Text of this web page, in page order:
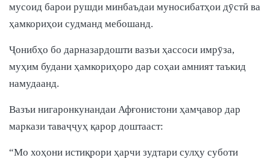
мусоид барои рушди минбаъдаи муносибатҳои дӯстӣ ва
ҳамкориҳои судманд мебошанд.
Ҷонибҳо бо дарназардошти вазъи ҳассоси имрӯза,
муҳим будани ҳамкориҳоро дар соҳаи амният таъкид
намудаанд.
Вазъи нигаронкунандаи Афғонистони ҳамҷавор дар
маркази таваҷҷуҳ қарор доштааст:
“Мо хоҳони истиқрори ҳарчи зудтари сулҳу суботи